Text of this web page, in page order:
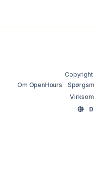
Om OpenHours